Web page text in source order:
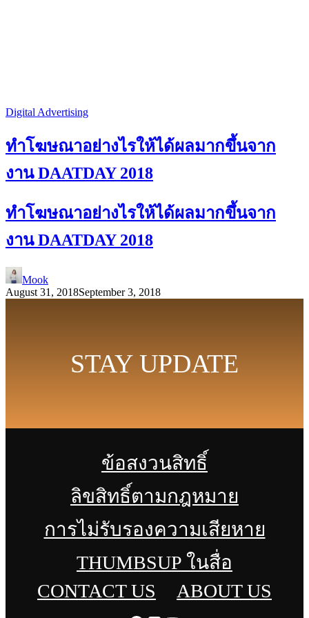
Digital Advertising
ทำโฆษณาอย่างไรให้ได้ผลมากขึ้นจาก
งาน DAATDAY 2018
ทำโฆษณาอย่างไรให้ได้ผลมากขึ้นจาก
งาน DAATDAY 2018
Mook
August 31, 2018September 3, 2018
STAY UPDATE
ข้อสงวนสิทธิ์
ลิขสิทธิ์ตามกฎหมาย
การไม่รับรองความเสียหาย
THUMBSUP ในสื่อ
CONTACT US
ABOUT US